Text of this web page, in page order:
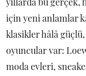
için yeni anlamlar
klasikler hâlâ
oyuncular var:
moda evleri,